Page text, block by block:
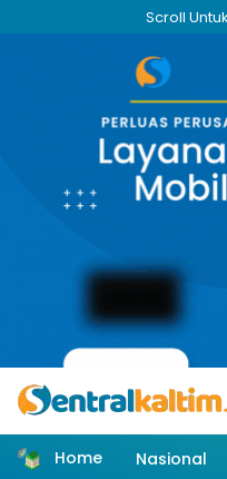
Scroll
Home Nasional